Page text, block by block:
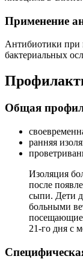
Применение
Антибиотики при
бактериальных
Общая
ранняя
Изоляция
после
сыпи. Дети
больными
посещающие
21-го дня с